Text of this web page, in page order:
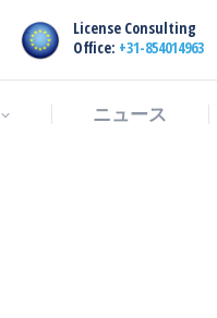
License Consulting
Office: +31-854014963
ニュース
ニュース